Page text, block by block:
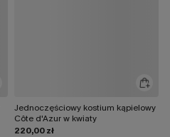
Jednoczęściowy kostium kąpielowy
Côte d'Azur w kwiaty
220,00 zł